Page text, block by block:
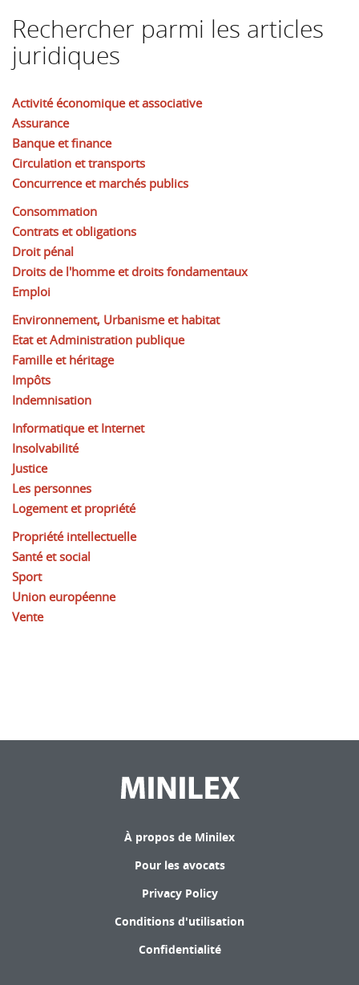
Rechercher parmi les articles
juridiques
Activité économique et associative
Assurance
Banque et finance
Circulation et transports
Concurrence et marchés publics
Consommation
Contrats et obligations
Droit pénal
Droits de l'homme et droits fondamentaux
Emploi
Environnement, Urbanisme et habitat
Etat et Administration publique
Famille et héritage
Impôts
Indemnisation
Informatique et Internet
Insolvabilité
Justice
Les personnes
Logement et propriété
Propriété intellectuelle
Santé et social
Sport
Union européenne
Vente
À propos de Minilex
Pour les avocats
Privacy Policy
Conditions d'utilisation
Confidentialité